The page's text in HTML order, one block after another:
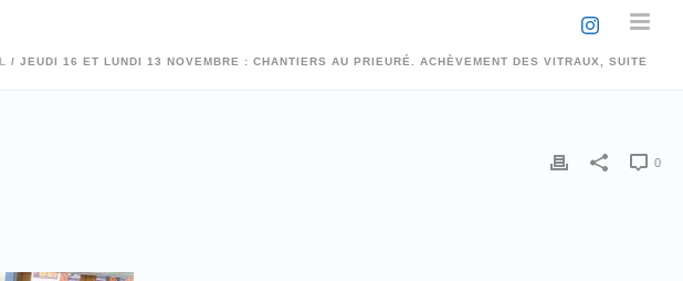
/ JEUDI 16 ET LUNDI 13 NOVEMBRE : CHANTIERS AU PRIEURÉ. ACHÈVEMENT DES VITRAUX, SUITE
0